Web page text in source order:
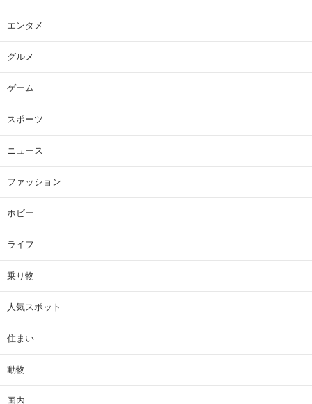
エンタメ
グルメ
ゲーム
スポーツ
ニュース
ファッション
ホビー
ライフ
乗り物
人気スポット
住まい
動物
国内